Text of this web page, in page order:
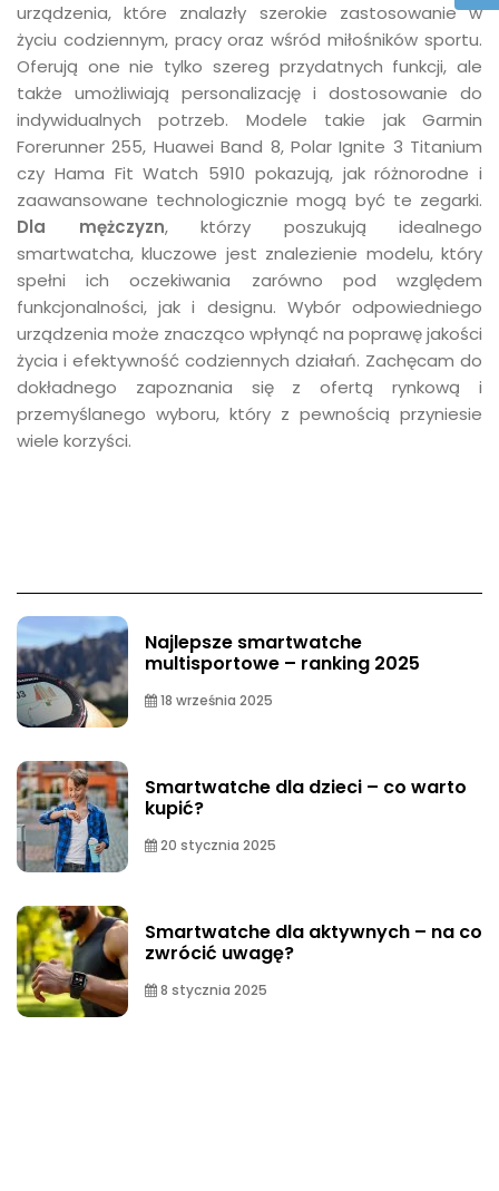
urządzenia, które znalazły szerokie zastosowanie w
życiu codziennym, pracy oraz wśród miłośników sportu.
Oferują one nie tylko szereg przydatnych funkcji, ale
także umożliwiają personalizację i dostosowanie do
indywidualnych potrzeb. Modele takie jak Garmin
Forerunner 255, Huawei Band 8, Polar Ignite 3 Titanium
czy Hama Fit Watch 5910 pokazują, jak różnorodne i
zaawansowane technologicznie mogą być te zegarki.
Dla mężczyzn, którzy poszukują idealnego
smartwatcha, kluczowe jest znalezienie modelu, który
spełni ich oczekiwania zarówno pod względem
funkcjonalności, jak i designu. Wybór odpowiedniego
urządzenia może znacząco wpłynąć na poprawę jakości
życia i efektywność codziennych działań. Zachęcam do
dokładnego zapoznania się z ofertą rynkową i
przemyślanego wyboru, który z pewnością przyniesie
wiele korzyści.
Najlepsze smartwatche
multisportowe – ranking 2025
18 września 2025
Smartwatche dla dzieci – co warto
kupić?
20 stycznia 2025
Smartwatche dla aktywnych – na co
zwrócić uwagę?
8 stycznia 2025